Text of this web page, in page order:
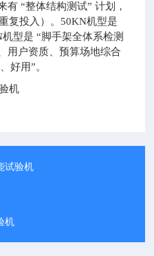
有 “整体结构测试” 计划，
复投入）。50KN机型是
型是 “脚手架全体系检测
用户资质、预算场地综合
好用”。
试验机
机